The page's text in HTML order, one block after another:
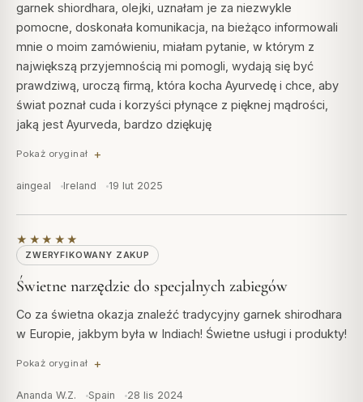
garnek shiordhara, olejki, uznałam je za niezwykle
pomocne, doskonała komunikacja, na bieżąco informowali
mnie o moim zamówieniu, miałam pytanie, w którym z
największą przyjemnością mi pomogli, wydają się być
prawdziwą, uroczą firmą, która kocha Ayurvedę i chce, aby
świat poznał cuda i korzyści płynące z pięknej mądrości,
jaką jest Ayurveda, bardzo dziękuję
Pokaż oryginał
aingeal Ireland 19 lut 2025
★★★★★
ZWERYFIKOWANY ZAKUP
Świetne narzędzie do specjalnych zabiegów
Co za świetna okazja znaleźć tradycyjny garnek shirodhara
w Europie, jakbym była w Indiach! Świetne usługi i produkty!
Pokaż oryginał
Ananda W.Z. Spain 28 lis 2024